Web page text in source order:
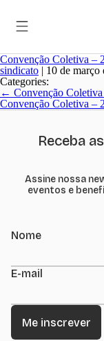
Convenção Coletiva –
sindicato | 10 de março
Categories:
Navegação
de
Post
← Convenção
Convenção Coletiva –
Receba
Assine nossa
eventos e
Nome
E-mail